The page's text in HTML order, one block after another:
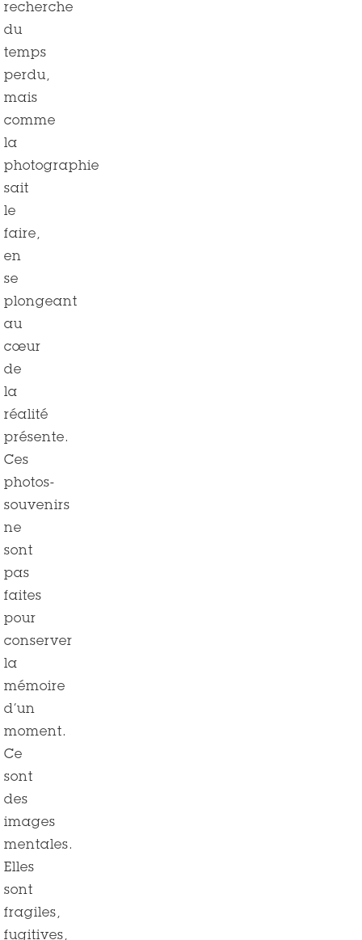
recherche
du
temps
perdu,
mais
comme
la
photographie
sait
le
faire,
en
se
plongeant
au
cœur
de
la
réalité
présente.
Ces
photos-
souvenirs
ne
sont
pas
faites
pour
conserver
la
mémoire
d’un
moment.
Ce
sont
des
images
mentales.
Elles
sont
fragiles,
fugitives,